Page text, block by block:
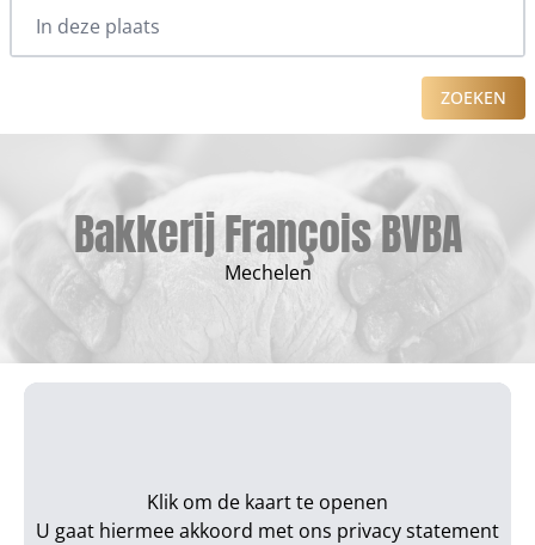
ZOEKEN
Bakkerij François BVBA
Mechelen
Klik om de kaart te openen
U gaat hiermee akkoord met ons privacy statement